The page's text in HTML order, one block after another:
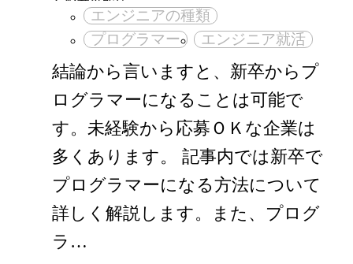
エンジニアの種類
プログラマー
エンジニア就活
結論から言いますと、新卒からプ
ログラマーになることは可能で
す。未経験から応募ＯＫな企業は
多くあります。 記事内では新卒で
プログラマーになる方法について
詳しく解説します。また、プログ
ラ…